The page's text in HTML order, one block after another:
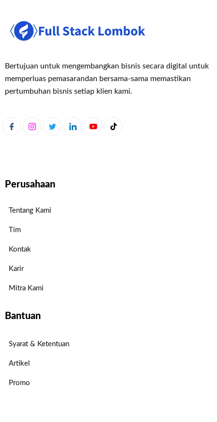
Bertujuan untuk mengembangkan bisnis secara digital untuk
memperluas pemasarandan bersama-sama memastikan
pertumbuhan bisnis setiap klien kami.
Perusahaan
Tentang Kami
Tim
Kontak
Karir
Mitra Kami
Bantuan
Syarat & Ketentuan
Artikel
Promo